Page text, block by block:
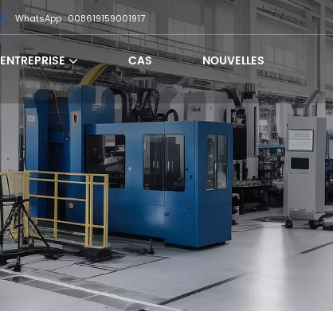
WhatsApp : 008619159001917
ENTREPRISE CAS
NOUVELLES